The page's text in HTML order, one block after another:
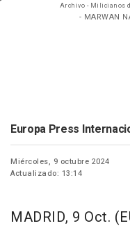
Archivo - Milicianos
- MARWAN
Europa Press
Miércoles, 9 octubre 2024
Actualizado: 13:14
MADRID, 9 Oct.